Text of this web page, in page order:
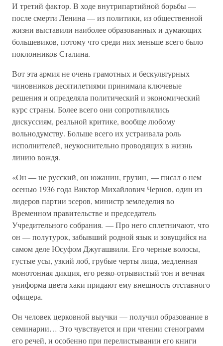
И третий фактор. В ходе внутрипартийной борьбы —
после смерти Ленина — из политики, из общественной
жизни выставили наиболее образованных и думающих
большевиков, потому что среди них меньше всего было
поклонников Сталина.
Вот эта армия не очень грамотных и бескультурных
чиновников десятилетиями принимала ключевые
решения и определяла политический и экономический
курс страны. Более всего они сопротивлялись
дискуссиям, реальной критике, вообще любому
вольнодумству. Больше всего их устраивала роль
исполнителей, неукоснительно проводящих в жизнь
линию вождя.
«Он — не русский, он южанин, грузин, — писал о нем
осенью 1936 года Виктор Михайлович Чернов, один из
лидеров партии эсеров, министр земледелия во
Временном правительстве и председатель
Учредительного собрания. — Про него сплетничают, что
он — полутурок, забывший родной язык и зовущийся на
самом деле Юсуфом Джугашвили. Его черные волосы,
густые усы, узкий лоб, грубые черты лица, медленная
монотонная дикция, его резко-отрывистый тон и вечная
униформа цвета хаки придают ему внешность отставного
офицера.
Он человек церковной выучки — получил образование в
семинарии… Это чувствуется и при чтении стенограмм
его речей, и особенно при перелистывании его книги